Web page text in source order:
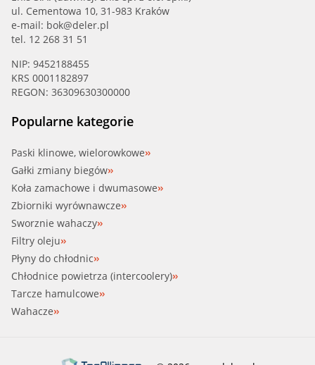
ul. Cementowa 10, 31-983 Kraków
e-mail: bok@deler.pl
tel. 12 268 31 51
NIP: 9452188455
KRS 0001182897
REGON: 36309630300000
Popularne kategorie
Paski klinowe, wielorowkowe
Gałki zmiany biegów
Koła zamachowe i dwumasowe
Zbiorniki wyrównawcze
Sworznie wahaczy
Filtry oleju
Płyny do chłodnic
Chłodnice powietrza (intercoolery)
Tarcze hamulcowe
Wahacze